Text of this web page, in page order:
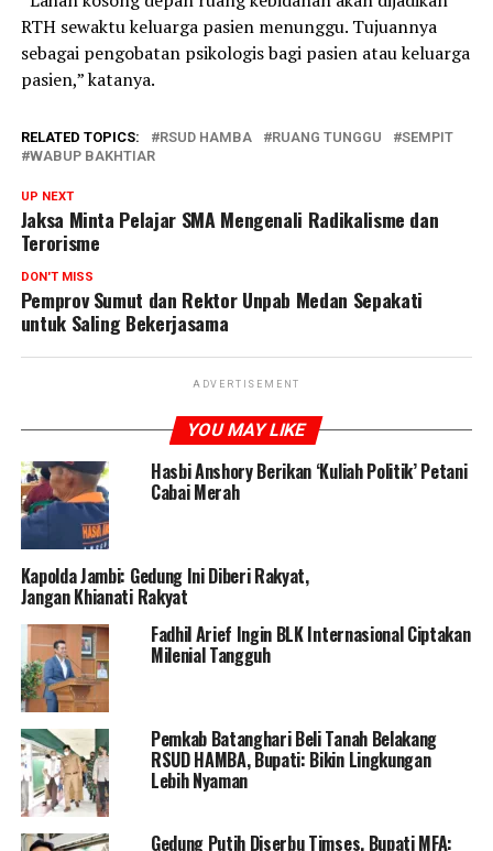
RTH sewaktu keluarga pasien menunggu. Tujuannya
sebagai pengobatan psikologis bagi pasien atau keluarga
pasien,” katanya.
RELATED TOPICS: RSUD HAMBA RUANG TUNGGU
SEMPIT
WABUP BAKHTIAR
UP NEXT
Jaksa Minta Pelajar SMA Mengenali Radikalisme dan
Terorisme
DON'T MISS
Pemprov Sumut dan Rektor Unpab Medan Sepakati
untuk Saling Bekerjasama
ADVERTISEMENT
YOU MAY LIKE
Hasbi Anshory Berikan ‘Kuliah Politik’ Petani
Cabai Merah
Kapolda Jambi: Gedung Ini Diberi Rakyat,
Jangan Khianati Rakyat
Fadhil Arief Ingin BLK Internasional Ciptakan
Milenial Tangguh
Pemkab Batanghari Beli Tanah Belakang
RSUD HAMBA, Bupati: Bikin Lingkungan
Lebih Nyaman
Gedung Putih Diserbu Timses, Bupati MFA: